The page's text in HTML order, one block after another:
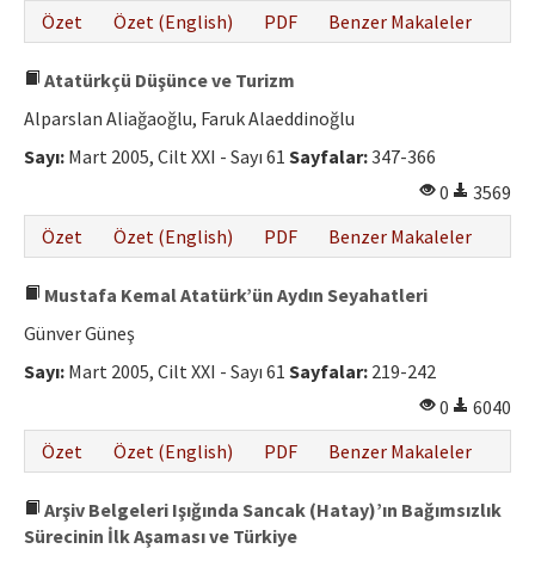
Özet
Özet (English) PDF Benzer Makaleler
Atatürkçü Düşünce ve Turizm
Alparslan Aliağaoğlu, Faruk Alaeddinoğlu
Sayı: Mart 2005, Cilt XXI - Sayı 61 Sayfalar:347-366
0
3569
Özet
Özet (English) PDF Benzer Makaleler
Mustafa Kemal Atatürk’ün Aydın Seyahatleri
Günver Güneş
Sayı: Mart 2005, Cilt XXI - Sayı 61 Sayfalar: 219-242
0
6040
Özet
Özet (English) PDF Benzer Makaleler
Arşiv Belgeleri Işığında Sancak (Hatay)’ın Bağımsızlık
Sürecinin İlk Aşaması ve Türkiye